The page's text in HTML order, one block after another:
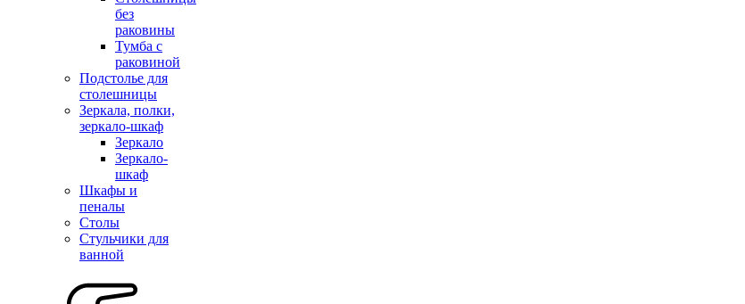
без
раковины
Тумба с
раковиной
Подстолье для
столешницы
Зеркала, полки,
зеркало-шкаф
Зеркало
Зеркало-
шкаф
Шкафы и
пеналы
Столы
Стульчики для
ванной